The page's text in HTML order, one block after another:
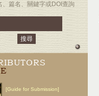
、篇名、關鍵字或DOI查詢
[Guide for Submission]